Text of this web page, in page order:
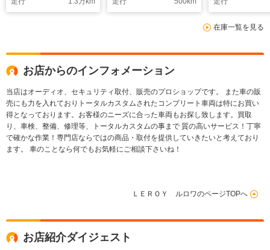
在庫一覧を見る
お店からのインフォメーション
当店はオーディオ、セキュリティ取付、販売のプロショップです。 また車の販
売にも力を入れておりトータルカスタムされたコンプリート車両は特にお買い
得となっております。お客様のニーズに合った車両もお探し致します。買取
り、車検、整備、修理等、トータルカスタムの事まで 質の高いサービス！丁寧
で確かな作業！専門店ならではの商品・取付を提供していきたいと考えており
ます。 車のことなら何でもお気軽にご相談下さいね！
ＬＥＲＯＹ ルロワのページTOPへ
お店紹介ダイジェスト